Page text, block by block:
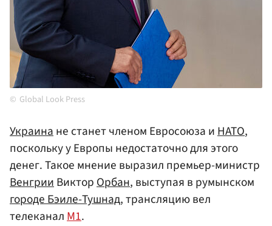
Global Look Press
Украинане станет членом Евросоюза иНАТО,
поскольку у Европы недостаточно для этого
денег. Такое мнение выразил премьер-министр
ВенгрииВикторОрбан, выступая в румынском
городе Бэиле-Тушнад, трансляцию вел
телеканалМ1.